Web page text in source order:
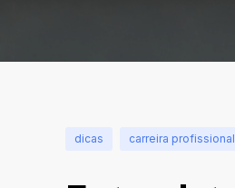
dicas carreira profissional